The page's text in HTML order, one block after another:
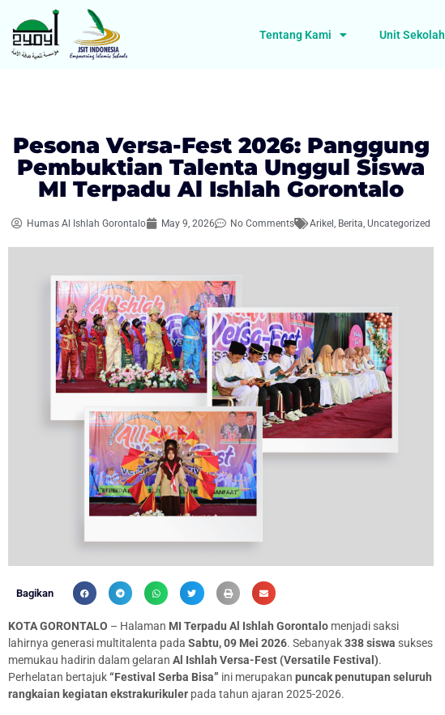
Tentang Kami Unit Sekolah
Pesona Versa-Fest 2026: Panggung
Pembuktian Talenta Unggul Siswa
MI Terpadu Al Ishlah Gorontalo
Humas Al Ishlah Gorontalo May 9, 2026 No Comments Arikel, Berita,Uncategorized
Bagikan
KOTA GORONTALO – Halaman MI Terpadu Al Ishlah Gorontalo menjadi saksi
lahirnya generasi multitalenta pada Sabtu, 09 Mei 2026. Sebanyak338 siswa sukses
memukau hadirin dalam gelaran Al Ishlah Versa-Fest (Versatile Festival).
Perhelatan bertajuk“Festival Serba Bisa” ini merupakan puncak penutupan seluruh
rangkaian kegiatan ekstrakurikuler pada tahun ajaran 2025-2026.